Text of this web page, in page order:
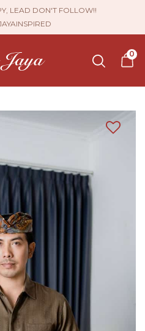
LEAD DON'T FOLLOW!!
0